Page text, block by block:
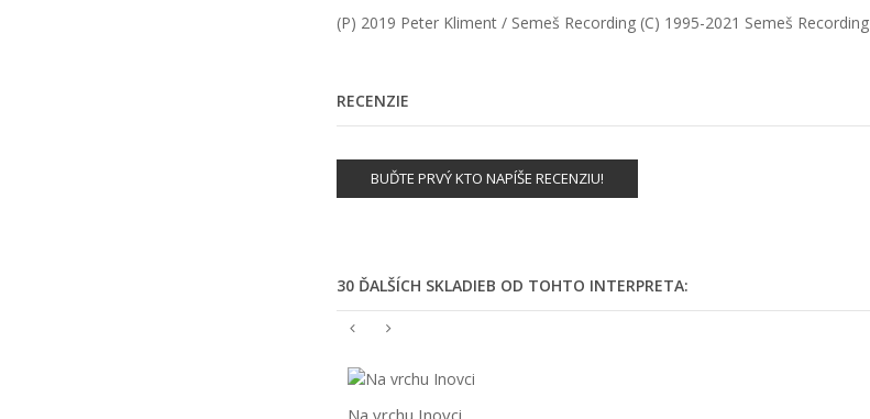
(P) 2019 Peter Kliment / Semeš Recording (C) 1995-2021 Semeš Recording
RECENZIE
BUĎTE PRVÝ KTO NAPÍŠE RECENZIU!
30 ĎALŠÍCH SKLADIEB OD TOHTO INTERPRETA: